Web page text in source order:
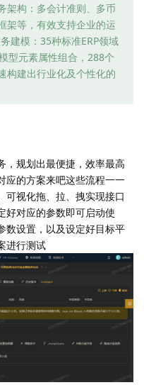
架构：多会计准则、多币
架等，有效支持企业的运
建模：35种标准ERP领域
型元素属性组合，288个
构建出行业化及个性化的
，规划出最便捷，效率最高
应的方案来吧这些流程一一
可视化拖、拉、拽实现接口
好对应的参数即可启动使
数设置，以及设定好目标平
进行测试